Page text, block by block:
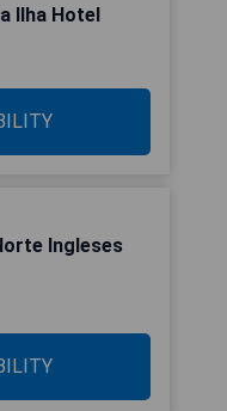
Ilha Hotel
Ingleses